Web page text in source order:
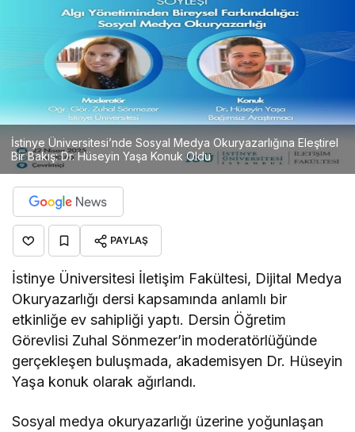
İstinye Üniversitesi’nde Sosyal Medya Okuryazarlığına Eleştirel
Bir Bakış: Dr. Hüseyin Yaşa Konuk Oldu
PAYLAŞ
İstinye Üniversitesi İletişim Fakültesi, Dijital Medya
Okuryazarlığı dersi kapsamında anlamlı bir
etkinliğe ev sahipliği yaptı. Dersin Öğretim
Görevlisi Zuhal Sönmezer’in moderatörlüğünde
gerçekleşen buluşmada, akademisyen Dr. Hüseyin
Yaşa konuk olarak ağırlandı.
Sosyal medya okuryazarlığı üzerine yoğunlaşan